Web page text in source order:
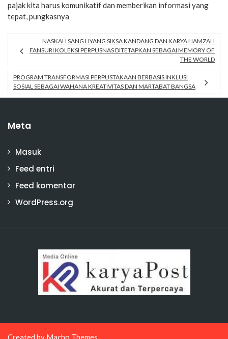
pajak kita harus komunikatif dan memberikan informasi yang
tepat, pungkasnya
NASKAH SANG HYANG SIKSA KANDANG DAN KARYA HAMZAH
FANSURI KOLEKSI PERPUSNAS DITETAPKAN SEBAGAI MEMORY OF
THE WORLD
PROGRAM TRANSFORMASI PERPUSTAKAAN BERBASIS INKLUSI
SOSIAL SEBAGAI WAHANA KREATIVITAS DAN MARTABAT BANGSA
Meta
Masuk
Feed entri
Feed komentar
WordPress.org
Created by Macho Themes